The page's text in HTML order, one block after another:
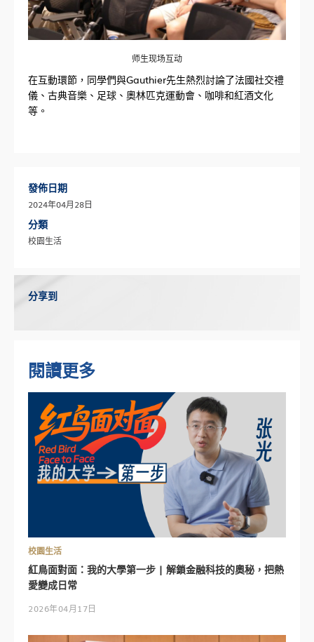
师生现场互动
在互動環節，同學們與Gauthier先生熱烈討論了法國社交禮
儀、古典音樂、足球、奧林匹克運動會、咖啡和紅酒文化
等。
發佈日期
2024年04月28日
分類
校園生活
分享到
閱讀更多
校園生活
紅鳥面對面：我的大學第一步 | 解鎖金融科技的奧秘，把熱
愛變成日常
2026年04月17日